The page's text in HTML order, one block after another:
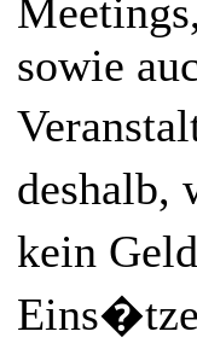
sowie
deshalb,
kein
Eins�tze